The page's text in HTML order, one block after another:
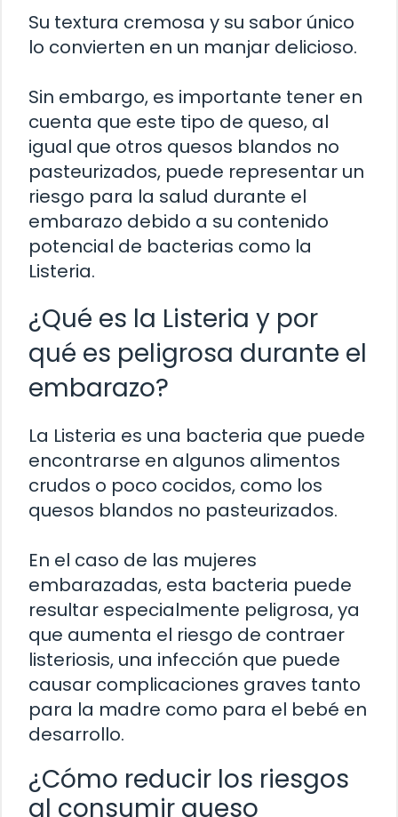
Su textura cremosa y su sabor único
lo convierten en un manjar delicioso.
Sin embargo, es importante tener en
cuenta que este tipo de queso, al
igual que otros quesos blandos no
pasteurizados, puede representar un
riesgo para la salud durante el
embarazo debido a su contenido
potencial de bacterias como la
Listeria.
¿Qué es la Listeria y por
qué es peligrosa durante el
embarazo?
La Listeria es una bacteria que puede
encontrarse en algunos alimentos
crudos o poco cocidos, como los
quesos blandos no pasteurizados.
En el caso de las mujeres
embarazadas, esta bacteria puede
resultar especialmente peligrosa, ya
que aumenta el riesgo de contraer
listeriosis, una infección que puede
causar complicaciones graves tanto
para la madre como para el bebé en
desarrollo.
¿Cómo reducir los riesgos
al consumir queso